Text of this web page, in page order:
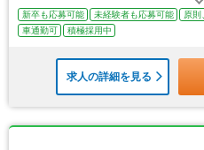
新卒も応募可能 未経験者も応募可能 原則
車通勤可
積極採用中
求人の詳細を見る